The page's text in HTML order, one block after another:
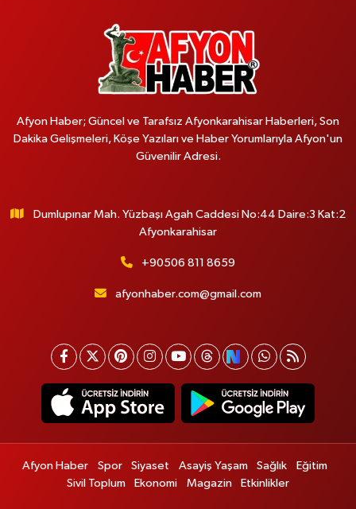
Afyon Haber; Güncel ve Tarafsız Afyonkarahisar Haberleri, Son
Dakika Gelişmeleri, Köşe Yazıları ve Haber Yorumlarıyla Afyon'un
Güvenilir Adresi.
Dumlupınar Mah. Yüzbaşı Agah Caddesi No:44 Daire:3 Kat:2
Afyonkarahisar
+90506 811 8659
afyonhaber.com@gmail.com
Afyon Haber Spor Siyaset Asayiş Yaşam Sağlık
Eğitim
Sivil Toplum
Ekonomi Magazin Etkinlikler